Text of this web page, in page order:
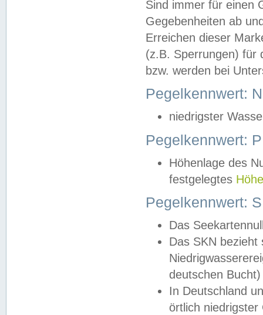
Sind immer für einen
Gegebenheiten ab
Erreichen dieser
(z.B. Sperrungen) für
bzw. werden bei
Pegelkennwert:
niedrigster
Pegelkennwert:
Höhenlage des
festgelegtes
Pegelkennwert:
Das
Das SKN
deutschen
In Deutschland
örtlich